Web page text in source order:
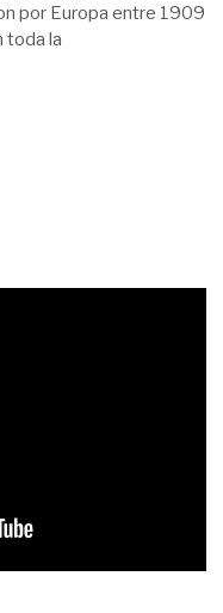
por Europa entre 1909
toda la